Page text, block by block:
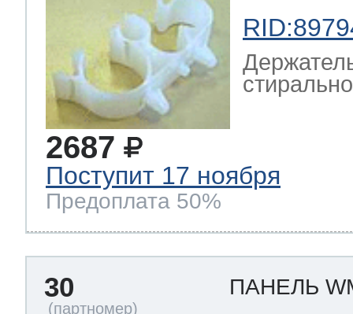
2687
Поступит 17 ноября
Предоплата 50%
30 ПАНЕЛЬ